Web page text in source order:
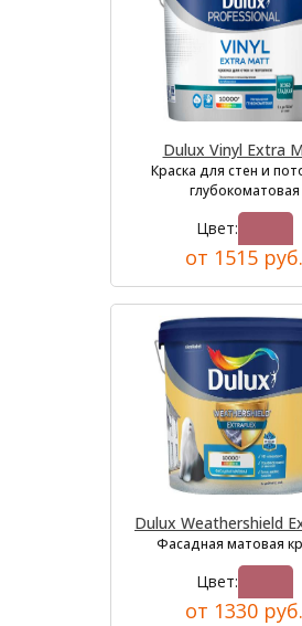
Dulux Vinyl Extra
Краска для стен и
глубокоматовая
Цвет:
от 1515 руб.
Dulux Weathershield
Фасадная матовая
Цвет:
от 1330 руб.